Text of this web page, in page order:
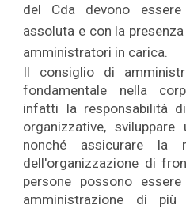
del Cda devono
assoluta e con la
amministratori in carica.
Il consiglio di
fondamentale nella
infatti la responsabilità
organizzative,
nonché assicurare la
dell'organizzazione di
persone possono
amministrazione di